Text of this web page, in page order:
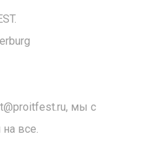
, мы с
все.